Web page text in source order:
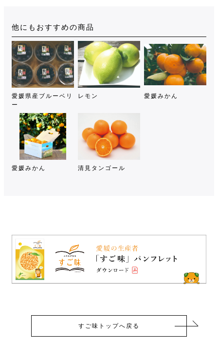
他にもおすすめの商品
愛媛県産ブルーベリ
ー
レモン 愛媛みかん
愛媛みかん 清見タンゴール
すご味トップへ戻る